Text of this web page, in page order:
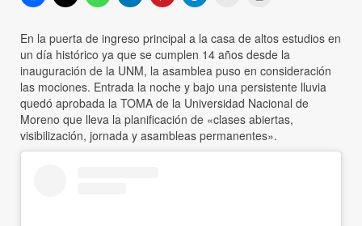
En la puerta de ingreso principal a la casa de altos estudios en
un día histórico ya que se cumplen 14 años desde la
inauguración de la UNM, la asamblea puso en consideración
las mociones. Entrada la noche y bajo una persistente lluvia
quedó aprobada la TOMA de la Universidad Nacional de
Moreno que lleva la planificación de «clases abiertas,
visibilización, jornada y asambleas permanentes».